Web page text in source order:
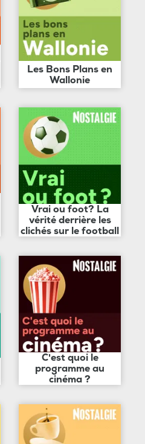
Les Bons Plans en
Wallonie
Vrai ou foot? La
vérité derrière les
clichés sur le football
C'est quoi le
programme au
cinéma ?